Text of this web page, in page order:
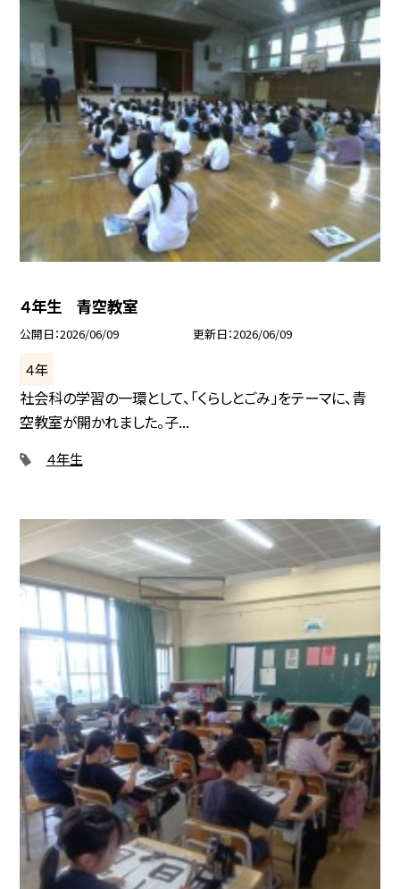
４年生 青空教室
公開日 2026/06/09 更新日 2026/06/09
４年
社会科の学習の一環として、「くらしとごみ」をテーマに、青
空教室が開かれました。子...
４年生